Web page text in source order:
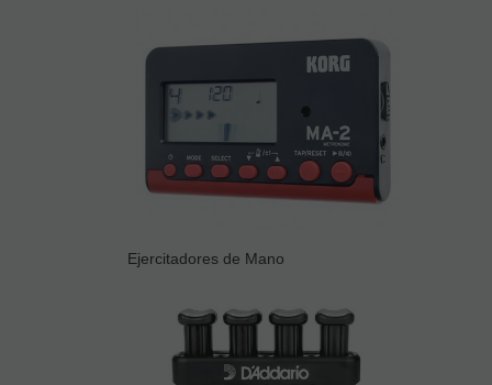
Ejercitadores de Mano